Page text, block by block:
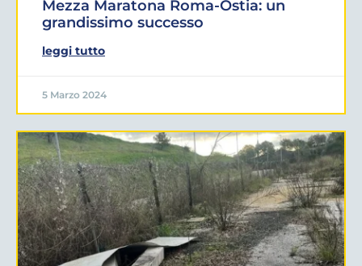
Mezza Maratona Roma-Ostia: un
grandissimo successo
leggi tutto
5 Marzo 2024